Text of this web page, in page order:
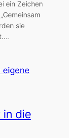
ein Zeichen
sie
die